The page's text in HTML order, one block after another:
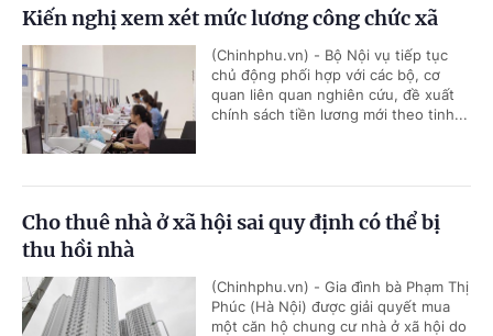
Kiến nghị xem xét mức lương công chức xã
(Chinhphu.vn) - Bộ Nội vụ tiếp tục
chủ động phối hợp với các bộ, cơ
quan liên quan nghiên cứu, đề xuất
chính sách tiền lương mới theo tinh...
Cho thuê nhà ở xã hội sai quy định có thể bị
thu hồi nhà
(Chinhphu.vn) - Gia đình bà Phạm Thị
Phúc (Hà Nội) được giải quyết mua
một căn hộ chung cư nhà ở xã hội do